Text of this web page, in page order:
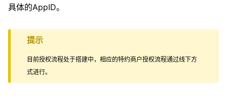
具体的AppID。
提示
目前授权流程处于搭建中，相应的特约商户授权流程通过线下方
式进行。